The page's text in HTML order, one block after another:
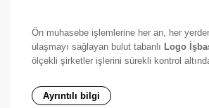
Ön muhasebe işlemlerine her an, her
ulaşmayı sağlayan bulut tabanlı Logo
ölçekli şirketler işlerini sürekli kontrol
Ayrıntılı bilgi